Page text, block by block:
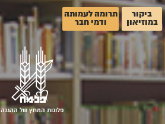
ביקור
במוזיאון
תרומה לעמותה
ודמי חבר
פלוגות המחץ של ההגנה